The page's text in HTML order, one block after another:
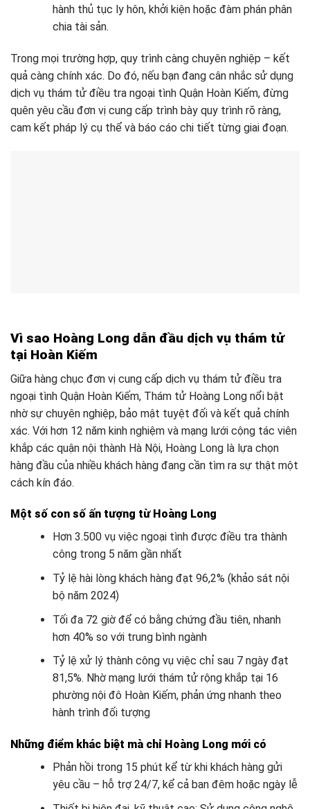
hành thủ tục ly hôn, khởi kiện hoặc đàm phán phân
chia tài sản.
Trong mọi trường hợp, quy trình càng chuyên nghiệp – kết
quả càng chính xác. Do đó, nếu bạn đang cân nhắc sử dụng
dịch vụ thám tử điều tra ngoại tình Quận Hoàn Kiếm, đừng
quên yêu cầu đơn vị cung cấp trình bày quy trình rõ ràng,
cam kết pháp lý cụ thể và báo cáo chi tiết từng giai đoạn.
Vì sao Hoàng Long dẫn đầu dịch vụ thám tử
tại Hoàn Kiếm
Giữa hàng chục đơn vị cung cấp dịch vụ thám tử điều tra
ngoại tình Quận Hoàn Kiếm, Thám tử Hoàng Long nổi bật
nhờ sự chuyên nghiệp, bảo mật tuyệt đối và kết quả chính
xác. Với hơn 12 năm kinh nghiệm và mạng lưới cộng tác viên
khắp các quận nội thành Hà Nội, Hoàng Long là lựa chọn
hàng đầu của nhiều khách hàng đang cần tìm ra sự thật một
cách kín đáo.
Một số con số ấn tượng từ Hoàng Long
Hơn 3.500 vụ việc ngoại tình được điều tra thành
công trong 5 năm gần nhất
Tỷ lệ hài lòng khách hàng đạt 96,2% (khảo sát nội
bộ năm 2024)
Tối đa 72 giờ để có bằng chứng đầu tiên, nhanh
hơn 40% so với trung bình ngành
Tỷ lệ xử lý thành công vụ việc chỉ sau 7 ngày đạt
81,5%. Nhờ mạng lưới thám tử rộng khắp tại 16
phường nội đô Hoàn Kiếm, phản ứng nhanh theo
hành trình đối tượng
Những điểm khác biệt mà chỉ Hoàng Long mới có
Phản hồi trong 15 phút kể từ khi khách hàng gửi
yêu cầu – hỗ trợ 24/7, kể cả ban đêm hoặc ngày lễ